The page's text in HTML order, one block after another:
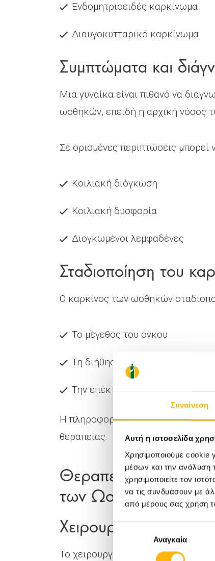
Συναίνεση
Αυτή η ιστοσελίδα
Χρησιμοποιούμε cookie
μέσων και την ανάλυση
χρησιμοποιείτε τον
να τις συνδυάσουν με
από μέρους σας χρήση
Επιλογή
συγκατάθεσηςΑναγκαία
Ενδομητριοειδές καρκίνωμα
Διαυγοκυτταρικό καρκίνωμα
Συμπτώματα και
Μια γυναίκα είναι πιθανό να
ωοθηκών, επειδή η αρχική νόσος
Σε ορισμένες περιπτώσεις μπορεί
Κοιλιακή διόγκωση
Κοιλιακή δυσφορία
Διογκωμένοι λεμφαδένες
Σταδιοποίηση του
Ο καρκίνος των ωοθηκών
Το μέγεθος του όγκου
Τη διήθηση λεμφαδένων
Την επέκταση εκτός της
Η πληροφορία αυτή
θεραπείας.
Θεραπευτικές
των Ωοθηκών
Χειρουργική
Το χειρουργείο αποτελεί τη